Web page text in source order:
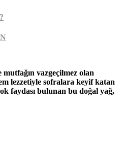
vazgeçilmez olan
lezzetiyle sofralara keyif katan
faydası bulunan bu doğal yağ,